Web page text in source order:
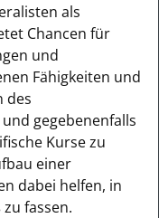
als
Chancen für
und
Fähigkeiten und
des
gegebenenfalls
Kurse zu
einer
dabei helfen, in
fassen.